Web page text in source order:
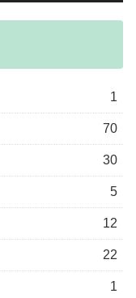
1
70
30
5
12
22
1